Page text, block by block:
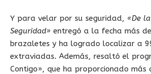
Y para velar por su seguridad, «De
Seguridad» entregó a la fecha más
brazaletes y ha logrado localizar a
extraviadas. Además, resaltó el
Contigo», que ha proporcionado más